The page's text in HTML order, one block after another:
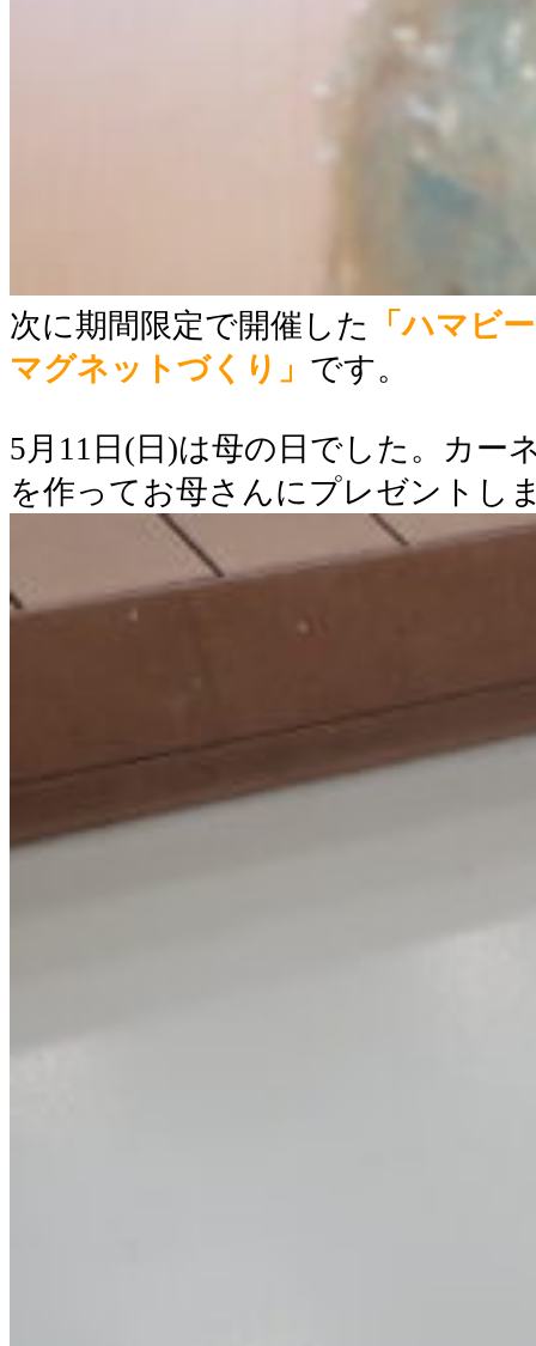
次に期間限定で開催した
「ハマビ
マグネットづくり」 です。
5月11日(日)は母の日でした。カー
を作ってお母さんにプレゼントし